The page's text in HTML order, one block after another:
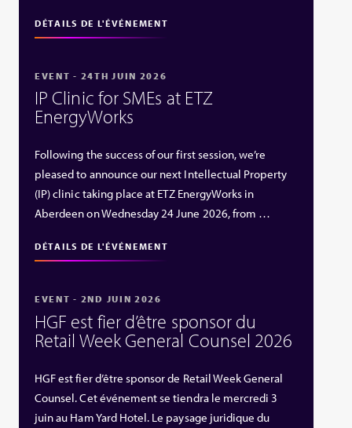
DÉTAILS DE L'ÉVÉNEMENT
EVENT - 24TH JUIN 2026
IP Clinic for SMEs at ETZ
EnergyWorks
Following the success of our first session, we’re
pleased to announce our next Intellectual Property
(IP) clinic taking place at ETZ EnergyWorks in
Aberdeen on Wednesday 24 June 2026, from …
DÉTAILS DE L'ÉVÉNEMENT
EVENT - 2ND JUIN 2026
HGF est fier d’être sponsor du
Retail Week General Counsel 2026
HGF est fier d’être sponsor de Retail Week General
Counsel. Cet événement se tiendra le mercredi 3
juin au Ham Yard Hotel. Le paysage juridique du